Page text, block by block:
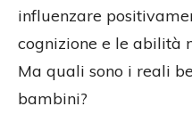
influenzare
cognizione e le abilità
Ma quali sono i reali
bambini?